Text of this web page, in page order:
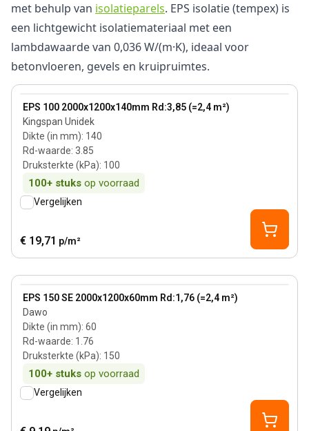
met behulp van isolatieparels. EPS isolatie (tempex) is
een lichtgewicht isolatiemateriaal met een
lambdawaarde van 0,036 W/(m·K), ideaal voor
betonvloeren, gevels en kruipruimtes.
EPS 100 2000x1200x140mm Rd:3,85 (=2,4 m²)
Kingspan Unidek
Dikte (in mm): 140
Rd-waarde: 3.85
Druksterkte (kPa): 100
100+ stuks op voorraad
View product
Vergelijken
€ 19,71 p/m²
EPS 150 SE 2000x1200x60mm Rd:1,76 (=2,4 m²)
Dawo
Dikte (in mm): 60
Rd-waarde: 1.76
Druksterkte (kPa): 150
100+ stuks op voorraad
View product
Vergelijken